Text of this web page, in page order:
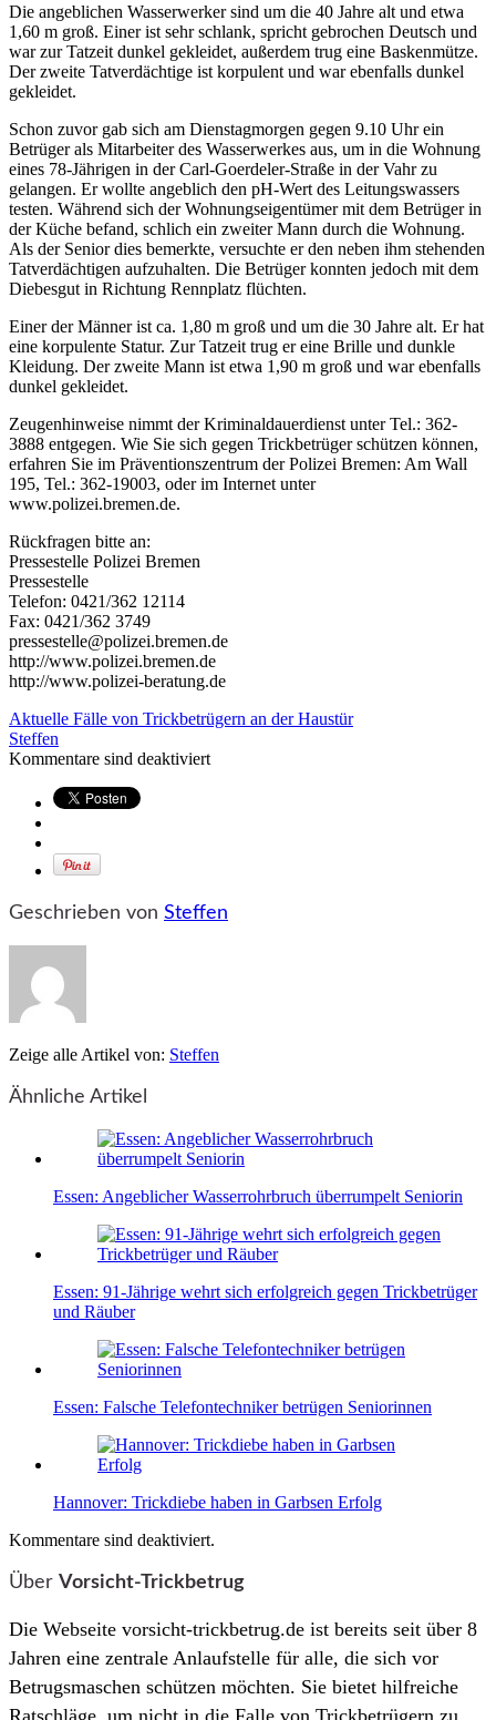
Die angeblichen Wasserwerker sind um die 40 Jahre alt und etwa
1,60 m groß. Einer ist sehr schlank, spricht gebrochen Deutsch und
war zur Tatzeit dunkel gekleidet, außerdem trug eine Baskenmütze.
Der zweite Tatverdächtige ist korpulent und war ebenfalls dunkel
gekleidet.
Schon zuvor gab sich am Dienstagmorgen gegen 9.10 Uhr ein
Betrüger als Mitarbeiter des Wasserwerkes aus, um in die Wohnung
eines 78-Jährigen in der Carl-Goerdeler-Straße in der Vahr zu
gelangen. Er wollte angeblich den pH-Wert des Leitungswassers
testen. Während sich der Wohnungseigentümer mit dem Betrüger in
der Küche befand, schlich ein zweiter Mann durch die Wohnung.
Als der Senior dies bemerkte, versuchte er den neben ihm stehenden
Tatverdächtigen aufzuhalten. Die Betrüger konnten jedoch mit dem
Diebesgut in Richtung Rennplatz flüchten.
Einer der Männer ist ca. 1,80 m groß und um die 30 Jahre alt. Er hat
eine korpulente Statur. Zur Tatzeit trug er eine Brille und dunkle
Kleidung. Der zweite Mann ist etwa 1,90 m groß und war ebenfalls
dunkel gekleidet.
Zeugenhinweise nimmt der Kriminaldauerdienst unter Tel.: 362-
3888 entgegen. Wie Sie sich gegen Trickbetrüger schützen können,
erfahren Sie im Präventionszentrum der Polizei Bremen: Am Wall
195, Tel.: 362-19003, oder im Internet unter
www.polizei.bremen.de.
Rückfragen bitte an:
Pressestelle Polizei Bremen
Pressestelle
Telefon: 0421/362 12114
Fax: 0421/362 3749
pressestelle@polizei.bremen.de
http://www.polizei.bremen.de
http://www.polizei-beratung.de
Aktuelle Fälle von Trickbetrügern an der Haustür
Steffen
Kommentare sind deaktiviert
Geschrieben von Steffen
Zeige alle Artikel von: Steffen
Ähnliche Artikel
Essen: Angeblicher Wasserrohrbruch überrumpelt Seniorin
Essen: 91-Jährige wehrt sich erfolgreich gegen Trickbetrüger
und Räuber
Essen: Falsche Telefontechniker betrügen Seniorinnen
Hannover: Trickdiebe haben in Garbsen Erfolg
Kommentare sind deaktiviert.
Über Vorsicht-Trickbetrug
Die Webseite vorsicht-trickbetrug.de ist bereits seit über 8
Jahren eine zentrale Anlaufstelle für alle, die sich vor
Betrugsmaschen schützen möchten. Sie bietet hilfreiche
Ratschläge, um nicht in die Falle von Trickbetrügern zu